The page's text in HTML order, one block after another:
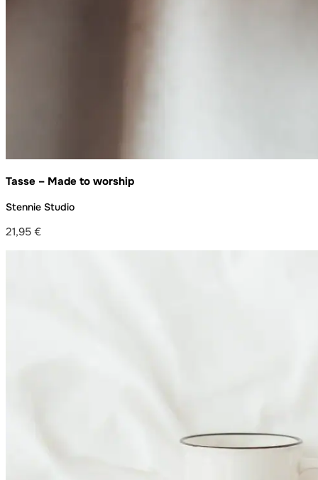
Tasse – Made to worship
Stennie Studio
21,95 €